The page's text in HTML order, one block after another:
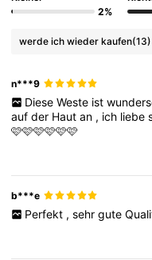
4,77 3M
4,77 3M
4,77 3M
2%
werde ich wieder kaufen(13)
n***9
Diese Weste ist
aufder Hautan , ich liebe
🩷🩷🩷🩷🩷🩷
b***e
Perfekt , sehr gute